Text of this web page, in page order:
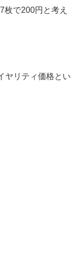
枚で200円と考え
ヤリティ価格とい